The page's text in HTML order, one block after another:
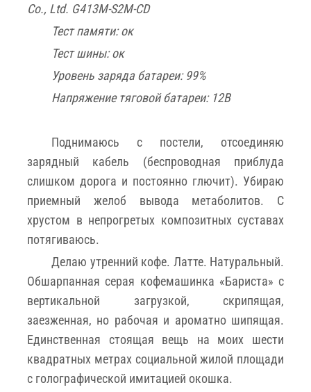
Co., Ltd. G413M-S2M-CD
Тест памяти: ок
Тест шины: ок
Уровень заряда батареи: 99%
Напряжение тяговой батареи: 12В
Поднимаюсь с постели, отсоединяю
зарядный кабель (беспроводная приблуда
слишком дорога и постоянно глючит). Убираю
приемный желоб вывода метаболитов. С
хрустом в непрогретых композитных суставах
потягиваюсь.
Делаю утренний кофе. Латте. Натуральный.
Обшарпанная серая кофемашинка «Бариста» с
вертикальной загрузкой, скрипящая,
заезженная, но рабочая и ароматно шипящая.
Единственная стоящая вещь на моих шести
квадратных метрах социальной жилой площади
с голографической имитацией окошка.